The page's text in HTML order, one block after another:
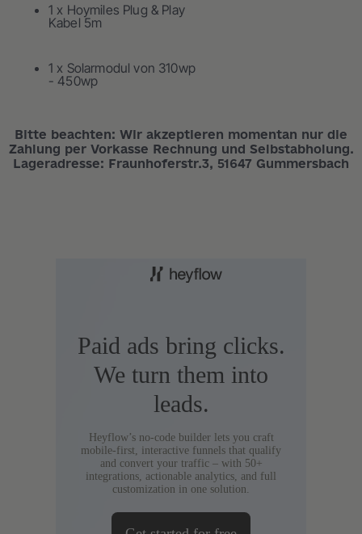
1 x Hoymiles Plug & Play
Kabel 5m
1 x Solarmodul von 310wp
- 450wp
Bitte beachten: Wir akzeptieren momentan nur die
Zahlung per Vorkasse Rechnung und Selbstabholung.
Lageradresse: Fraunhoferstr.3, 51647 Gummersbach